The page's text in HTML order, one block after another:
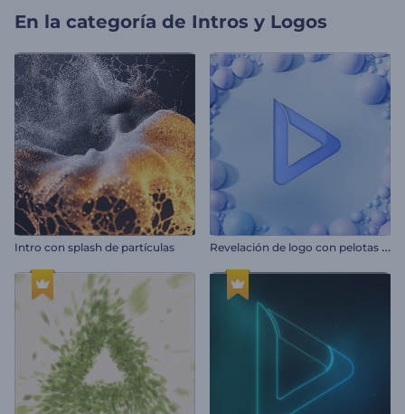
En la categoría de Intros y Logos
Intro con splash de partículas R
evelación de logo con pelotas suaves